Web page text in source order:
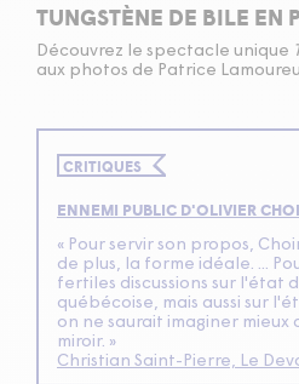
TUNGSTÈNE DE BILE EN
Découvrez le spectacle unique
aux photos de Patrice
CRITIQUES
ENNEMI PUBLIC D'OLIVIER
« Pour servir son propos,
de plus, la forme idéale. ...
fertiles discussions sur l'état
québécoise, mais aussi sur
on ne saurait imaginer
miroir. »
Christian Saint-Pierre, Le